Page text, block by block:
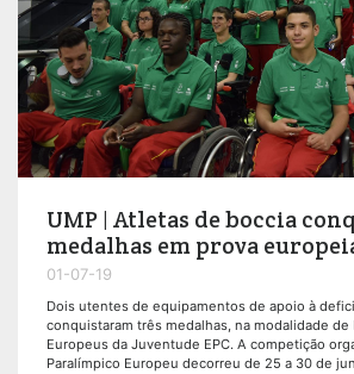
UMP | Atletas de boccia
medalhas em prova
01-07-19
Dois utentes de equipamentos de apoio à
conquistaram três medalhas, na modalidade
Europeus da Juventude EPC. A competição
Paralímpico Europeu decorreu de 25 a 30 de